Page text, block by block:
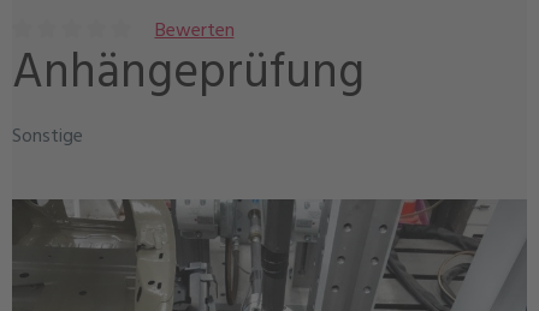
Durchschnittliche Bewertung von 0 von 5 Sternen
Bewerten
Anhängeprüfung
Sonstige